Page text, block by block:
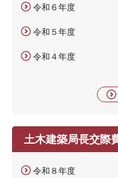
令和６年度
令和５年度
令和４年度
土木建築局長交際
令和８年度